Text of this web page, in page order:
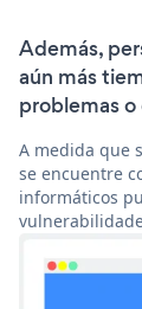
Además,
aún más
problemas o
A medida que
se encuentre
informáticos